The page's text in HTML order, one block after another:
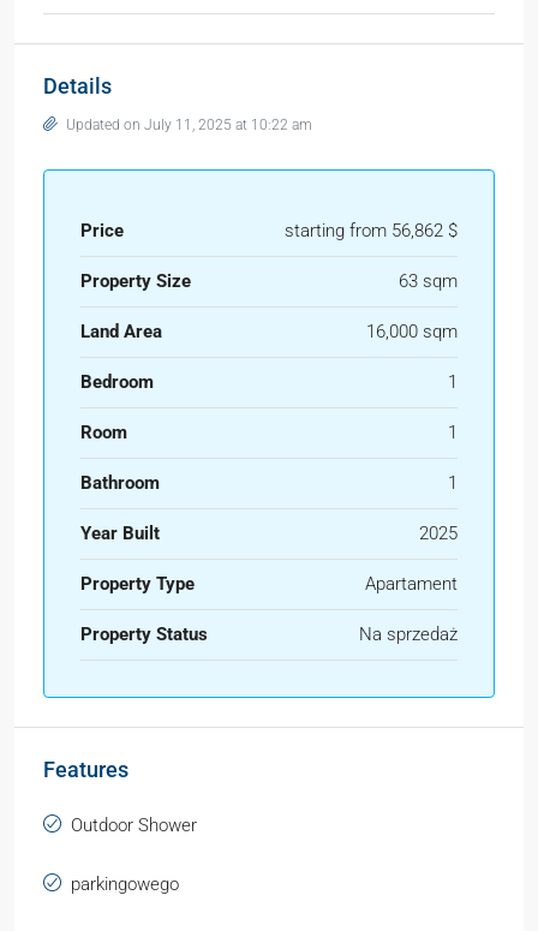
Details
Updated on July 11, 2025 at 10:22 am
Price starting from 56,862 $
Property Size 63 sqm
Land Area 16,000 sqm
Bedroom 1
Room 1
Bathroom 1
Year Built 2025
Property Type Apartament
Property Status Na sprzedaż
Features
Outdoor Shower
parkingowego